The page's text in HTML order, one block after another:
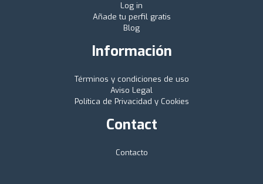
Log in
Añade tu perfil gratis
Blog
Información
Términos y condiciones de uso
Aviso Legal
Política de Privacidad y Cookies
Contact
Contacto